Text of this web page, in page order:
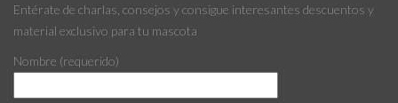
Entérate de charlas, consejos y consigue interesantes descuentos y
material exclusivo para tu mascota
Nombre (requerido)